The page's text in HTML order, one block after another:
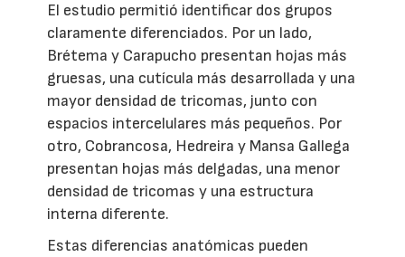
El estudio permitió identificar dos grupos
claramente diferenciados. Por un lado,
Brétema y Carapucho presentan hojas más
gruesas, una cutícula más desarrollada y una
mayor densidad de tricomas, junto con
espacios intercelulares más pequeños. Por
otro, Cobrancosa, Hedreira y Mansa Gallega
presentan hojas más delgadas, una menor
densidad de tricomas y una estructura
interna diferente.
Estas diferencias anatómicas pueden